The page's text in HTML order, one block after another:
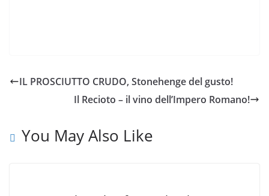
IL PROSCIUTTO CRUDO, Stonehenge del gusto!
Il Recioto – il vino dell’Impero Romano!
You May Also Like